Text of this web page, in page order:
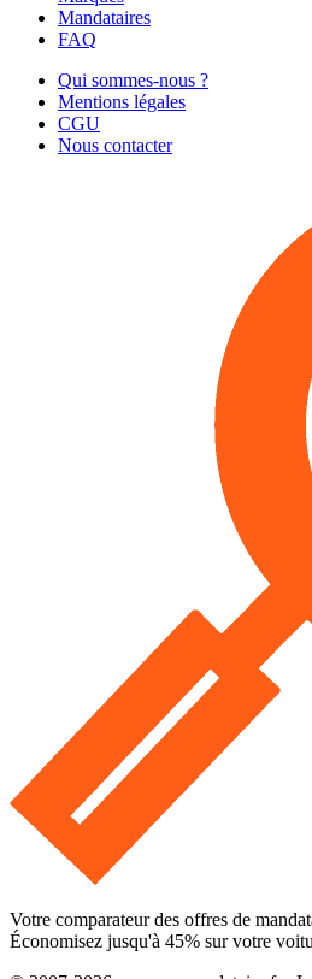
Mandataires
FAQ
Qui sommes-nous ?
Mentions légales
CGU
Nous contacter
Votre comparateur des offres de
Économisez jusqu'à 45% sur votre